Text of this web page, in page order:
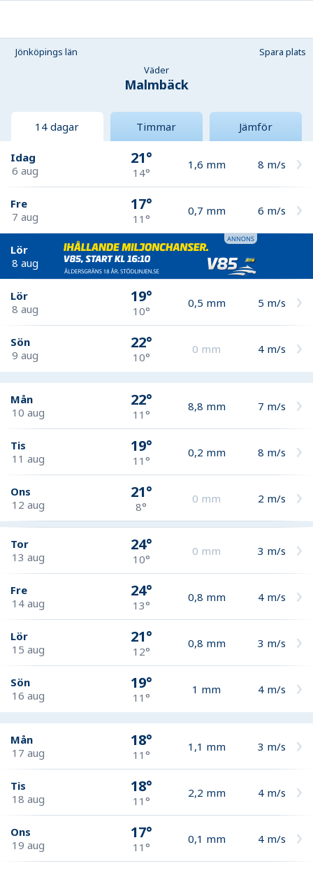
Jönköpings län
Spara plats
Väder
Malmbäck
14 dagar Timmar Jämför
Idag
6 aug
21°
14°
1,6 mm 8 m/s
Fre
7 aug
17°
11°
0,7 mm 6 m/s
Lör
8 aug
Lör
8 aug
19°
10°
0,5 mm 5 m/s
Sön
9 aug
22°
10°
0 mm 4 m/s
Mån
10 aug
22°
11°
8,8 mm 7 m/s
Tis
11 aug
19°
11°
0,2 mm 8 m/s
Ons
12 aug
21°
8°
0 mm 2 m/s
Tor
13 aug
24°
10°
0 mm 3 m/s
Fre
14 aug
24°
13°
0,8 mm 4 m/s
Lör
15 aug
21°
12°
0,8 mm 3 m/s
Sön
16 aug
19°
11°
1 mm 4 m/s
Mån
17 aug
18°
11°
1,1 mm 3 m/s
Tis
18 aug
18°
11°
2,2 mm 4 m/s
Ons
19 aug
17°
11°
0,1 mm 4 m/s